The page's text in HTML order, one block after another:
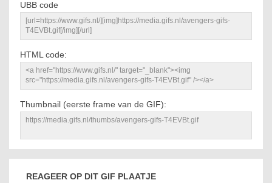
UBB code
HTML code:
Thumbnail (eerste frame van de GIF):
REAGEER OP DIT GIF PLAATJE